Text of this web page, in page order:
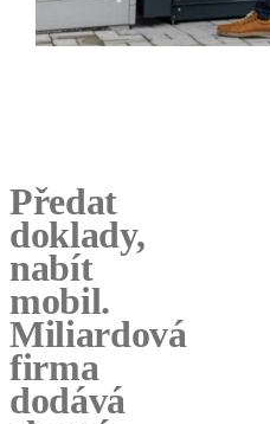
Předat
doklady,
nabít
mobil.
Miliardová
firma
dodává